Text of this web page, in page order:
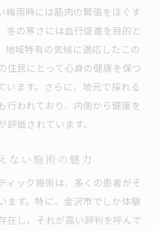
梅雨時には筋肉の緊張をほぐす
冬の寒さには血行促進を目的と
地域特有の気候に適応したこの
住民にとって心身の健康を保つ
います。さらに、地元で採れる
行われており、内側から健康を
価されています。
ない施術の魅力
ィック施術は、多くの患者がそ
ます。特に、金沢市でしか体験
在し、それが高い評判を呼んで